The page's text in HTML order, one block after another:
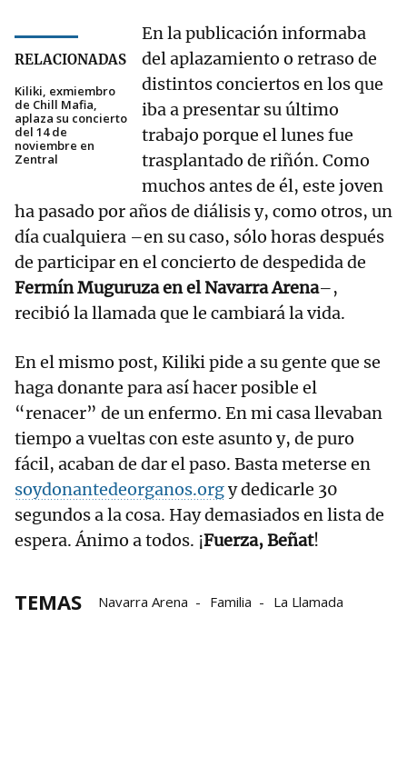
RELACIONADAS
Kiliki, exmiembro
de Chill Mafia,
aplaza su concierto
del 14 de
noviembre en
Zentral
En la publicación informaba
del aplazamiento o retraso de
distintos conciertos en los que
iba a presentar su último
trabajo porque el lunes fue
trasplantado de riñón. Como
muchos antes de él, este joven
ha pasado por años de diálisis y, como otros, un
día cualquiera –en su caso, sólo horas después
de participar en el concierto de despedida de
Fermín Muguruza en el Navarra Arena–,
recibió la llamada que le cambiará la vida.
En el mismo post, Kiliki pide a su gente que se
haga donante para así hacer posible el
“renacer” de un enfermo. En mi casa llevaban
tiempo a vueltas con este asunto y, de puro
fácil, acaban de dar el paso. Basta meterse en
soydonantedeorganos.orgy dedicarle 30
segundos a la cosa. Hay demasiados en lista de
espera. Ánimo a todos. ¡Fuerza, Beñat!
TEMAS Navarra Arena Familia La Llamada